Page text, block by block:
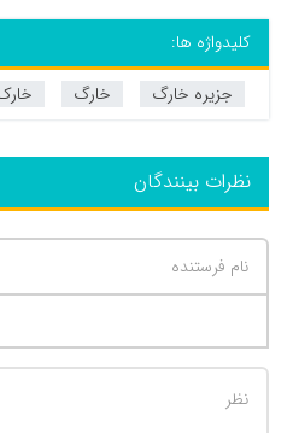
کلیدواژه ها:
جزیره خارگ
خارگ
نظرات بینندگان